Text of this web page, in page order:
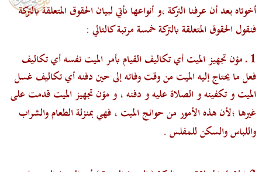
أخوتاه بعد أن عرفنا التركة ،و أنواعها نأتيلبيان الحقوق المتعلقة بالتركة
فنقول الحقوق المتعلقة بالتركة خمسة مرتبة كالتالي :
1 ـ مؤن تجهيز الميت أي تكاليف القيام بأمر الميت نفسه أي تكاليف
فعل ما يحتاج إليه الميت من وقت وفاته إلى حين دفنه أي تكاليف غسل
الميت و تكفينه و الصلاة عليه و دفنه ، و مؤن تجهيز الميت قدمت على
غيرها ؛لأن هذه الأمور من حوائج الميت ، فهي بمنزلة الطعام والشراب
واللباس والسكن للمفلس .